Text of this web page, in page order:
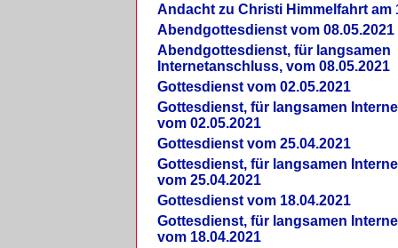
Andacht zu Christi Himmelfahrt am
Abendgottesdienst vom 08.05.2021
Abendgottesdienst, für langsamen
Internetanschluss, vom 08.05.2021
Gottesdienst vom 02.05.2021
Gottesdienst, für langsamen
vom 02.05.2021
Gottesdienst vom 25.04.2021
Gottesdienst, für langsamen
vom 25.04.2021
Gottesdienst vom 18.04.2021
Gottesdienst, für langsamen
vom 18.04.2021